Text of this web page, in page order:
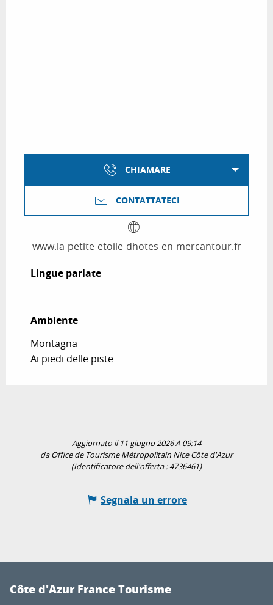
CHIAMARE
CONTATTATECI
www.la-petite-etoile-dhotes-en-mercantour.fr
Lingue parlate
Lingue parlate
Ambiente
Ambiente
Montagna
Ai piedi delle piste
Aggiornato il 11 giugno 2026 A 09:14
da Office de Tourisme Métropolitain Nice Côte d'Azur
(Identificatore dell'offerta :4736461)
Segnala un errore
Côte d'Azur France Tourisme